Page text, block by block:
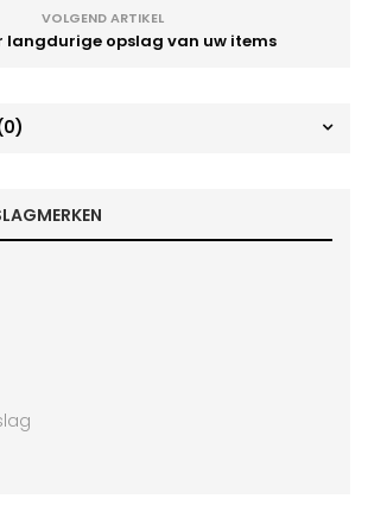
VOLGEND ARTIKEL
langdurige opslag van uw items